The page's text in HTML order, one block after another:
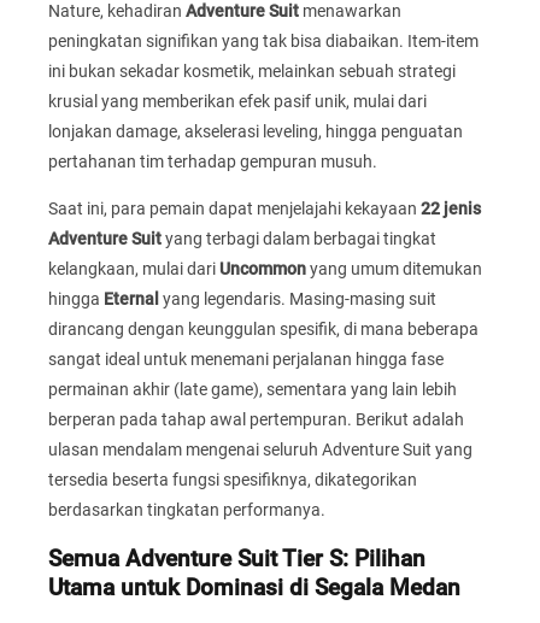
Nature, kehadiran Adventure Suit menawarkan
peningkatan signifikan yang tak bisa diabaikan. Item-item
ini bukan sekadar kosmetik, melainkan sebuah strategi
krusial yang memberikan efek pasif unik, mulai dari
lonjakan damage, akselerasi leveling, hingga penguatan
pertahanan tim terhadap gempuran musuh.
Saat ini, para pemain dapat menjelajahi kekayaan 22 jenis
Adventure Suityang terbagi dalam berbagai tingkat
kelangkaan, mulai dariUncommonyang umum ditemukan
hingga Eternal yang legendaris. Masing-masing suit
dirancang dengan keunggulan spesifik, di mana beberapa
sangat ideal untuk menemani perjalanan hingga fase
permainan akhir (late game), sementara yang lain lebih
berperan pada tahap awal pertempuran. Berikut adalah
ulasan mendalam mengenai seluruh Adventure Suit yang
tersedia beserta fungsi spesifiknya, dikategorikan
berdasarkan tingkatan performanya.
Semua Adventure Suit Tier S: Pilihan
Utama untuk Dominasi di Segala Medan